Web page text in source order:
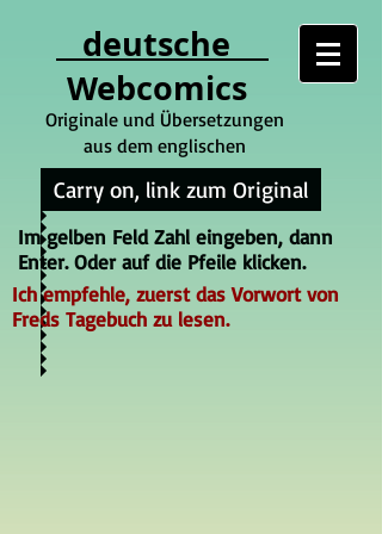
deutsche
Webcomics
Originale und Übersetzungen
aus dem englischen
Carry on, link zum Original
Im gelben Feld Zahl eingeben, dann
Enter. Oder auf die Pfeile klicken.
Ich empfehle, zuerst das Vorwort von
Freds Tagebuch zu lesen.